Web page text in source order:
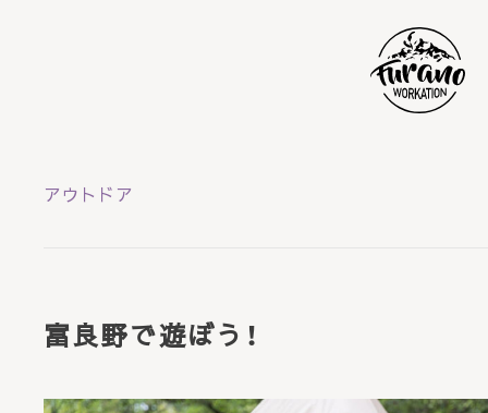
ステイ
ワーク
アウトドア
富良野で遊ぼう！